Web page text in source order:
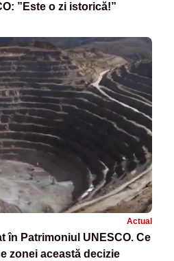
”Este o zi istorică!”
Actual
în Patrimoniul UNESCO. Ce
zonei această decizie